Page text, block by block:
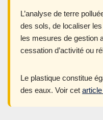
L’analyse de terre
des sols, de localiser
les mesures de gestion
cessation d’activité ou
Le plastique constitue
des eaux. Voir cet